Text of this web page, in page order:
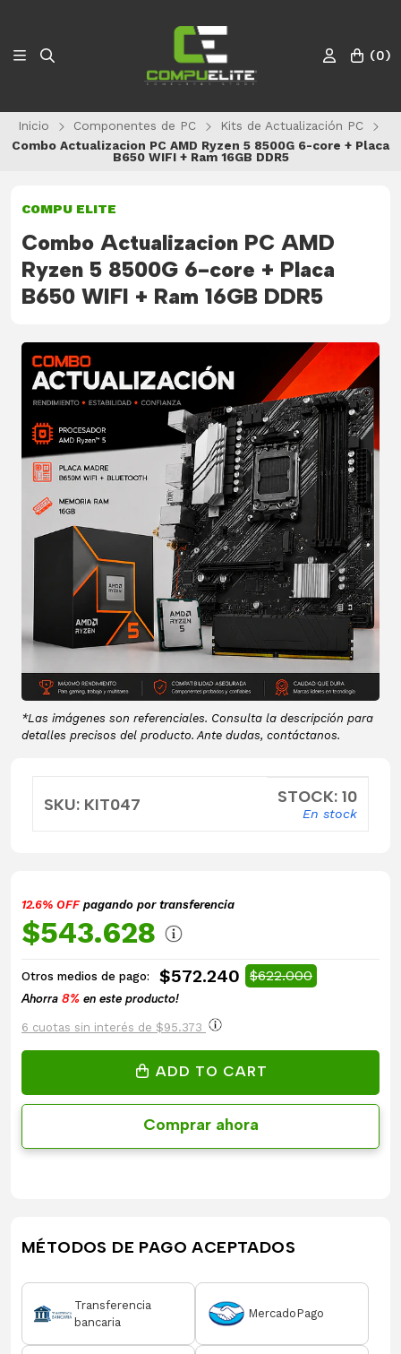
(0)
Inicio Componentes de PC
Kits de Actualización PC
Combo Actualizacion PC AMD Ryzen 5 8500G 6-core + Placa
B650 WIFI + Ram 16GB DDR5
COMPU ELITE
Combo Actualizacion PC AMD
Ryzen 5 8500G 6-core + Placa
B650 WIFI + Ram 16GB DDR5
*Las imágenes son referenciales. Consulta la descripción para
detalles precisos del producto. Ante dudas, contáctanos.
SKU: KIT047 STOCK: 10
En stock
12.6% OFFpagando por transferencia
$543.628
Otros medios de pago: $572.240 $622.000
Ahorra 8% en este producto!
6 cuotas sin interés de $95.373
ADD TO CART
Comprar ahora
MÉTODOS DE PAGO ACEPTADOS
Transferencia
bancaria
MercadoPago